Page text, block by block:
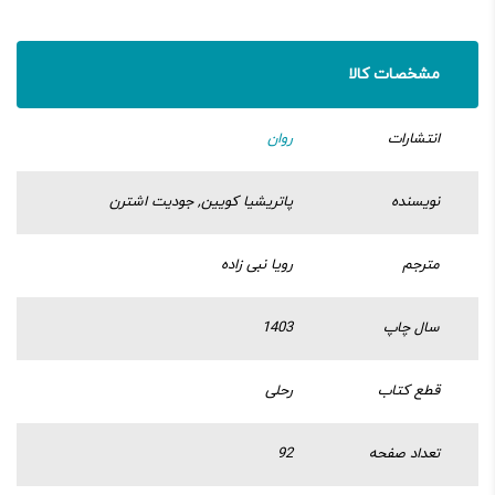
مشخصات کالا
انتشارات روان
نویسنده پاتریشیا کویین, جودیت اشترن
مترجم رویا نبی زاده
سال چاپ 1403
قطع کتاب رحلی
تعداد صفحه 92